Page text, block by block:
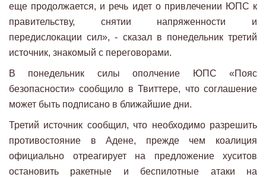
еще продолжается, и речь идет о привлечении ЮПС к
правительству, снятии напряженности и
передислокации сил», - сказал в понедельник третий
источник, знакомый с переговорами.
В понедельник силы ополчение ЮПС «Пояс
безопасности» сообщило в Твиттере, что соглашение
может быть подписано в ближайшие дни.
Третий источник сообщил, что необходимо разрешить
противостояние в Адене, прежде чем коалиция
официально отреагирует на предложение хуситов
остановить ракетные и беспилотные атаки на